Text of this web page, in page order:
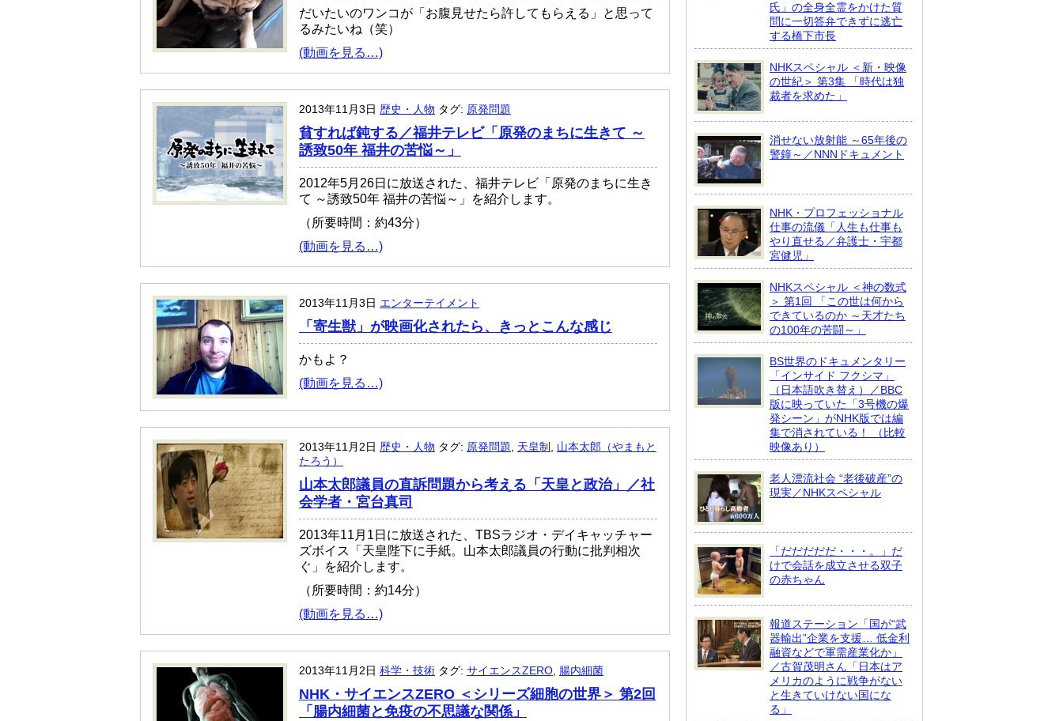
だいたいのワンコが「お腹見せたら許してもらえる」と思って
るみたいね（笑）
(動画を見る…)
2013年11月3日 歴史・人物 タグ: 原発問題
貧すれば鈍する／福井テレビ「原発のまちに生きて ～
誘致50年 福井の苦悩～」
2012年5月26日に放送された、福井テレビ「原発のまちに生き
て ～誘致50年 福井の苦悩～」を紹介します。
（所要時間：約43分）
(動画を見る…)
2013年11月3日 エンターテイメント
「寄生獣」が映画化されたら、きっとこんな感じ
かもよ？
(動画を見る…)
2013年11月2日 歴史・人物 タグ: 原発問題 天皇制
山本太郎（やまもと
たろう）
山本太郎議員の直訴問題から考える「天皇と政治」／社
会学者・宮台真司
2013年11月1日に放送された、TBSラジオ・デイキャッチャー
ズボイス「天皇陛下に手紙。山本太郎議員の行動に批判相次
ぐ」を紹介します。
（所要時間：約14分）
(動画を見る…)
2013年11月2日 科学・技術 タグ: サイエンスZERO 腸内細菌
NHK・サイエンスZERO ＜シリーズ細胞の世界＞ 第2回
「腸内細菌と免疫の不思議な関係」
氏」の全身全霊をかけた質
問に一切答弁できずに逃亡
する橋下市長
NHKスペシャル ＜新・映像
の世紀＞ 第3集 「時代は独
裁者を求めた」
消せない放射能 ～65年後の
警鐘～／NNNドキュメント
NHK・プロフェッショナル
仕事の流儀「人生も仕事も
やり直せる／弁護士・宇都
宮健児」
NHKスペシャル ＜神の数式
＞ 第1回 「この世は何から
できているのか ～天才たち
の100年の苦闘～」
BS世界のドキュメンタリー
「インサイド フクシマ」
（日本語吹き替え）／BBC
版に映っていた「3号機の爆
発シーン」がNHK版では編
集で消されている！ （比較
映像あり）
老人漂流社会 “老後破産”の
現実／NHKスペシャル
「だだだだだ・・・。」だ
けで会話を成立させる双子
の赤ちゃん
報道ステーション「国が“武
器輸出”企業を支援… 低金利
融資などで軍需産業化か」
／古賀茂明さん「日本はア
メリカのように戦争がない
と生きていけない国にな
る」